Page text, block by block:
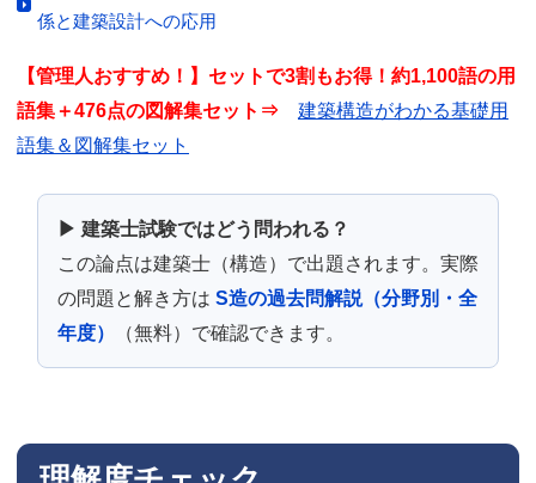
係と建築設計への応用
【管理人おすすめ！】セットで3割もお得！約1,100語の用
語集＋476点の図解集セット⇒ 建築構造がわかる基礎用
語集＆図解集セット
▶ 建築士試験ではどう問われる？
この論点は建築士（構造）で出題されます。実際
の問題と解き方は S造の過去問解説（分野別・全
年度）
（無料）で確認できます。